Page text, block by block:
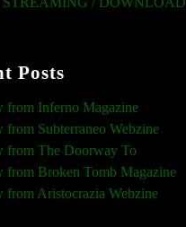
Posts
from Inferno Magazine
from Subterraneo Webzine
from The Doorway To
from Broken Tomb Magazine
from Aristocrazia Webzine